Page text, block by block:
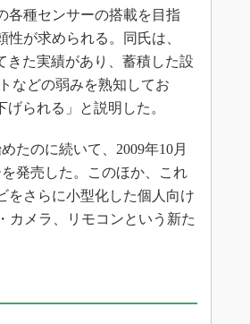
各種センサーの搭載を目指
が求められる。同氏は、
きた実績があり、蓄積した設
などの弱みを熟知してお
られる」と説明した。
たのに続いて、2009年10月
発売した。このほか、これ
をさらに小型化した個人向け
カメラ、リモコンという新た